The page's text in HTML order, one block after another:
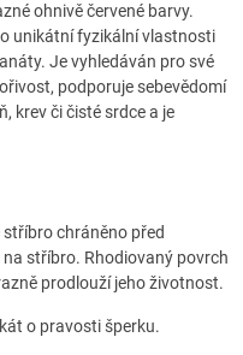
ohnivě červené barvy.
unikátní fyzikální vlastnosti
Je vyhledáván pro své
podporuje sebevědomí
krev či čisté srdce a je
chráněno před
stříbro. Rhodiovaný povrch
prodlouží jeho životnost.
o pravosti šperku.